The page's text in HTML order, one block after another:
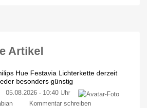
Artikel
Hue Festavia Lichterkette derzeit
besonders günstig
05.08.2026 - 10:40 Uhr
Kommentar schreiben